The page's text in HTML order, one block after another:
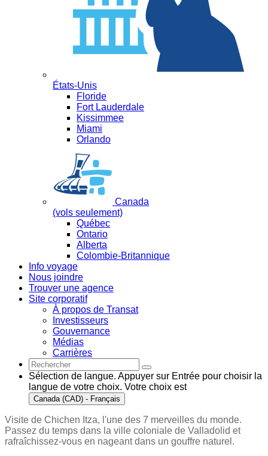
États-Unis
Floride
Fort Lauderdale
Kissimmee
Miami
Orlando
Canada
(vols seulement)
Québec
Ontario
Alberta
Colombie-Britannique
Info voyage
Nous joindre
Trouver une agence
Site corporatif
À propos de Transat
Investisseurs
Gouvernance
Médias
Carrières
Sélection de langue. Appuyer sur Entrée pour choisir la
langue de votre choix. Votre choix est
Canada (CAD) - Français
Visite de Chichen Itza, l'une des 7 merveilles du monde.
Passez du temps dans la ville coloniale de Valladolid et
rafraîchissez-vous en nageant dans un gouffre naturel.